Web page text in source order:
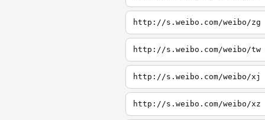
http://s.weibo.com/weibo/zg
http://s.weibo.com/weibo/tw
http://s.weibo.com/weibo/xj
http://s.weibo.com/weibo/xz